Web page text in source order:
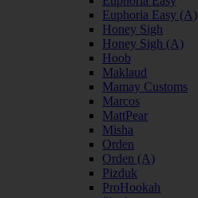
Euphoria Easy (А)
Honey Sigh
Honey Sigh (А)
Hoob
Maklaud
Mamay Customs
Marcos
MattPear
Misha
Orden
Orden (А)
Pizduk
ProHookah